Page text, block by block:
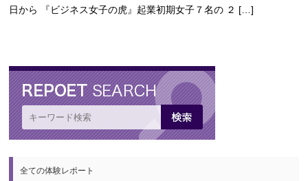
日から 『ビジネス女子の虎』起業初期女子７名の ２ […]
全ての体験レポート